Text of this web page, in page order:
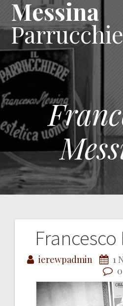
Messina
Francesco
ierewpadmin
1
0
Navigazione
articoli